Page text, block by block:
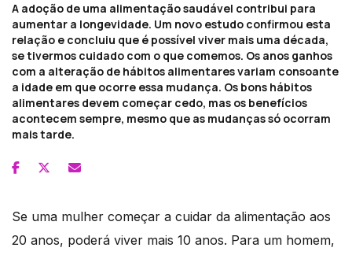
A adoção de uma alimentação saudável contribui para
aumentar a longevidade. Um novo estudo confirmou esta
relação e concluiu que é possível viver mais uma década,
se tivermos cuidado com o que comemos. Os anos ganhos
com a alteração de hábitos alimentares variam consoante
a idade em que ocorre essa mudança. Os bons hábitos
alimentares devem começar cedo, mas os benefícios
acontecem sempre, mesmo que as mudanças só ocorram
mais tarde.
Se uma mulher começar a cuidar da alimentação aos
20 anos, poderá viver mais 10 anos. Para um homem,